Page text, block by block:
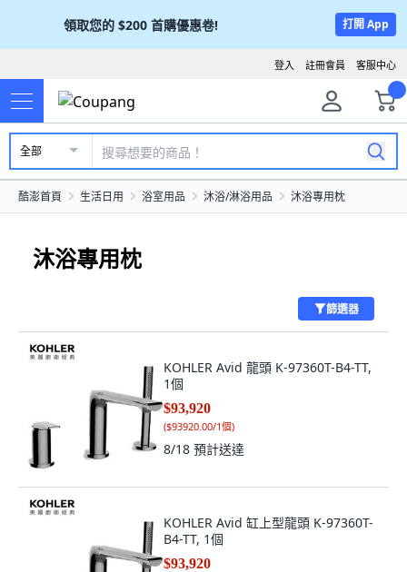
領取您的 $200 首購優惠卷! 打開 App
客服中心
註冊會員
登入
全部
酷澎首頁 生活日用 浴室用品 沐浴/淋浴用品 沐浴專用枕
沐浴專用枕
篩選器
KOHLER Avid 龍頭 K-97360T-B4-TT,
1個
$93,920
($93920.00/1個)
8/18 預計送達
KOHLER Avid 缸上型龍頭 K-97360T-
B4-TT, 1個
$93,920